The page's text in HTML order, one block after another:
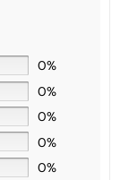
0%
0%
0%
0%
0%